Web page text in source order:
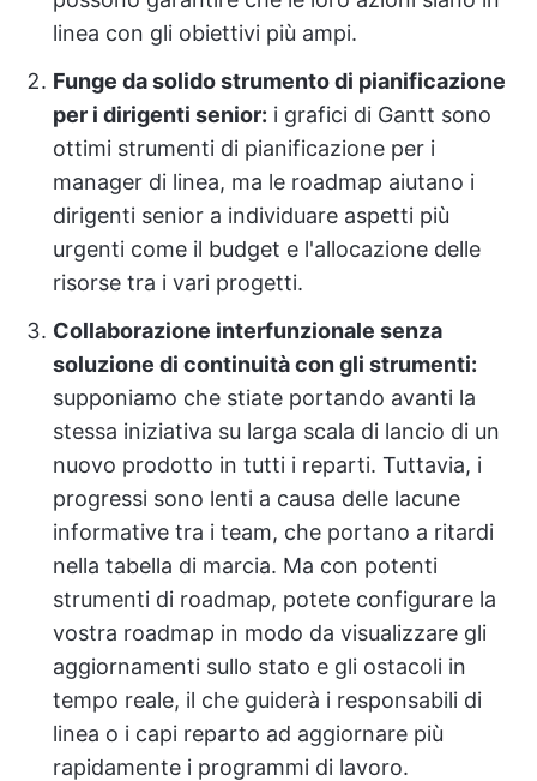
linea con gli obiettivi più ampi.
Funge da solido strumento di pianificazione
per i dirigenti senior: i grafici di Gantt sono
ottimi strumenti di pianificazione per i
manager di linea, ma le roadmap aiutano i
dirigenti senior a individuare aspetti più
urgenti come il budget e l'allocazione delle
risorse tra i vari progetti.
Collaborazione interfunzionale senza
soluzione di continuità con gli strumenti:
supponiamo che stiate portando avanti la
stessa iniziativa su larga scala di lancio di un
nuovo prodotto in tutti i reparti. Tuttavia, i
progressi sono lenti a causa delle lacune
informative tra i team, che portano a ritardi
nella tabella di marcia. Ma con potenti
strumenti di roadmap, potete configurare la
vostra roadmap in modo da visualizzare gli
aggiornamenti sullo stato e gli ostacoli in
tempo reale, il che guiderà i responsabili di
linea o i capi reparto ad aggiornare più
rapidamente i programmi di lavoro.